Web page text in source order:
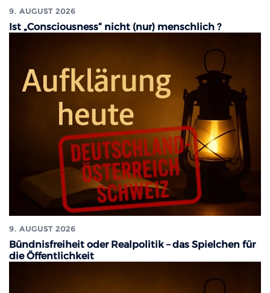
9. AUGUST 2026
Ist „Consciousness“ nicht (nur) menschlich ?
9. AUGUST 2026
Bündnisfreiheit oder Realpolitik – das Spielchen für
die Öffentlichkeit